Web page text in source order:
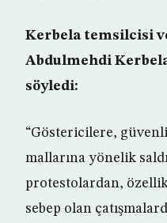
Kerbela temsilcisi
Abdulmehdi
söyledi:
“Göstericilere,
mallarına yönelik
protestolardan,
sebep olan